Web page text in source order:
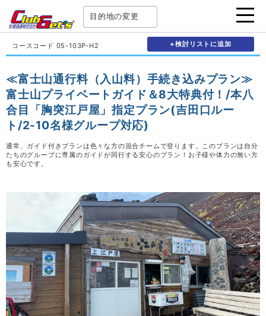
目的地の変更
コースコード 05-103P-H2 +検討リストに追加
≪富士山通行料（入山料）手続き込みプラン≫
富士山プライベートガイド＆8大特典付！/本八
合目「胸突江戸屋」指定プラン(吉田口ルー
ト/2-10名様グループ対応)
通常、ガイド付きプランは色々な方の混合チームで登ります。このプランは自分
たちのグループに専属のガイドが同行する安心のプラン！お子様や体力の無い方
も安心です。